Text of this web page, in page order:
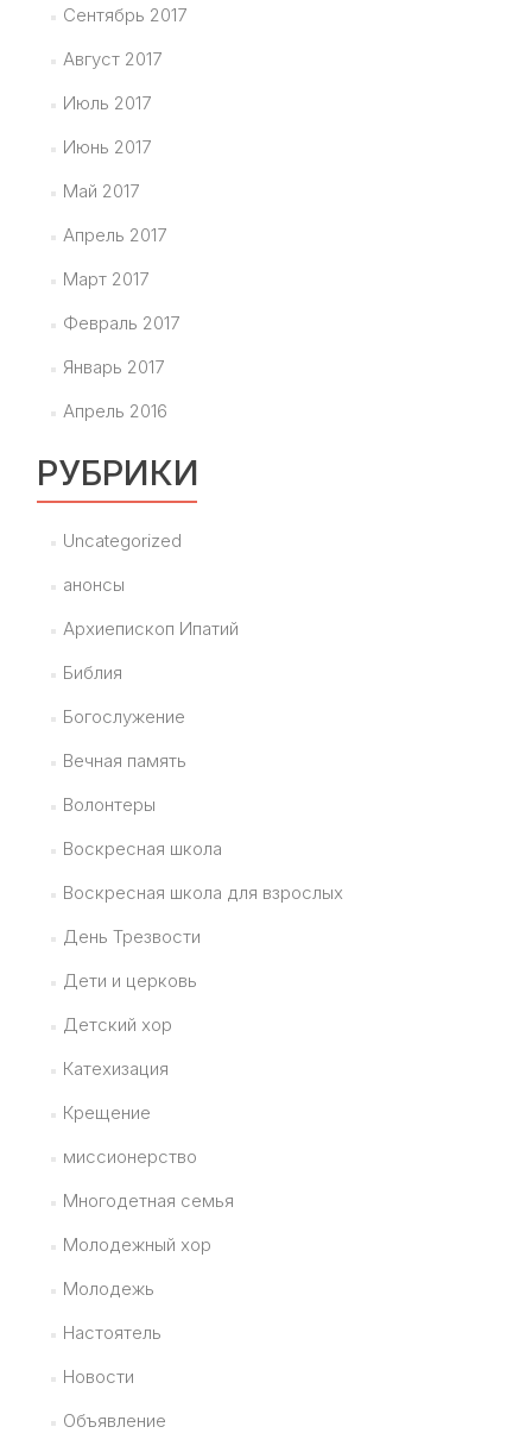
Сентябрь 2017
Август 2017
Июль 2017
Июнь 2017
Май 2017
Апрель 2017
Март 2017
Февраль 2017
Январь 2017
Апрель 2016
РУБРИКИ
Uncategorized
анонсы
Архиепископ Ипатий
Библия
Богослужение
Вечная память
Волонтеры
Воскресная школа
Воскресная школа для взрослых
День Трезвости
Дети и церковь
Детский хор
Катехизация
Крещение
миссионерство
Многодетная семья
Молодежный хор
Молодежь
Настоятель
Новости
Объявление